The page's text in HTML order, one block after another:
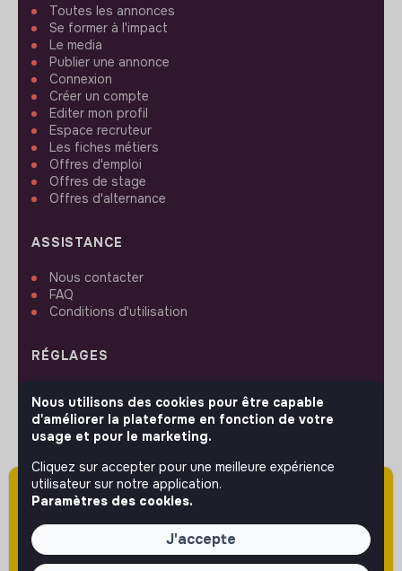
Attention cette annonce a été publiée il y a
plus de 60 jours (le 11/12/2025) et est sans
doute expirée ou non mise à jour.
Toutes les annonces
Se former à l'impact
Le media
Publier une annonce
Connexion
Créer un compte
Editer mon profil
Espace recruteur
Les fiches métiers
Offres d'emploi
Offres de stage
Offres d'alternance
ASSISTANCE
Nous contacter
FAQ
Conditions d'utilisation
RÉGLAGES
Plan du site
Paramètres des cookies
Nous utilisons des cookies pour être capable
d'améliorer la plateforme en fonction de votre
usage et pour le marketing.
Cliquez sur accepter pour une meilleure expérience
utilisateur sur notre application.
Paramètres des cookies.
J'accepte